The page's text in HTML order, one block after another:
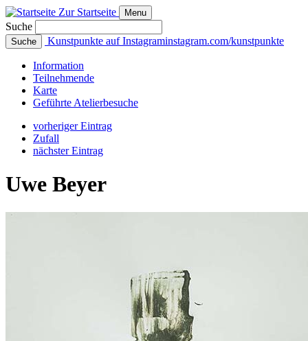
Zur Startseite Menu
Suche
Suche Kunstpunkte auf Instagraminstagram.com/kunstpunkte
Information
Teilnehmende
Karte
Geführte Atelierbesuche
vorheriger Eintrag
Zufall
nächster Eintrag
Uwe Beyer